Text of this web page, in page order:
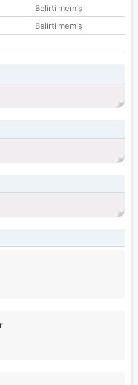
Belirtilmemiş
Belirtilmemiş